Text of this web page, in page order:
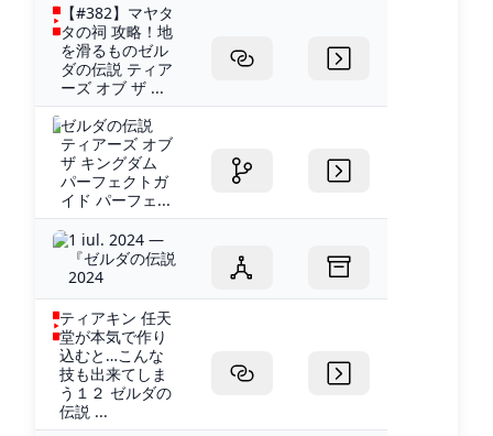
【#382】マヤタ
タの祠 攻略！地
を滑るものゼル
ダの伝説 ティア
ーズ オブ ザ ...
ゼルダの伝説
ティアーズ オブ
ザ キングダム
パーフェクトガ
イド パーフェ...
1 iul. 2024 —
『ゼルダの伝説
2024
ティアキン 任天
堂が本気で作り
込むと…こんな
技も出来てしま
う１２ ゼルダの
伝説 ...